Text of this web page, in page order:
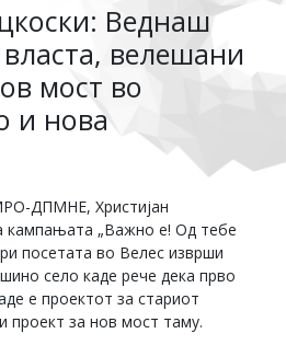
Веднаш
велешани
мост во
и нова
ДПМНЕ, Христијан
кампањата „Важно е! Од тебе
посетата во Велес изврши
село каде рече дека прво
е проектот за стариот
проект за нов мост таму.